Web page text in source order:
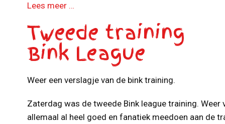
Lees meer …
Tweede training
Bink League
Weer een verslagje van de bink training.
Zaterdag was de tweede Bink league training.
allemaal al heel goed en fanatiek meedoen aan de